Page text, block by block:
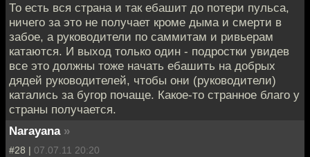
То есть вся страна и так ебашит до потери пульса,
ничего за это не получает кроме дыма и смерти в
забое, а руководители по саммитам и ривьерам
катаются. И выход только один - подростки увидев
все это должны тоже начать ебашить на добрых
дядей руководителей, чтобы они (руководители)
катались за бугор почаще. Какое-то странное благо у
страны получается.
Narayana »
#28 | 07.07.11 20:20